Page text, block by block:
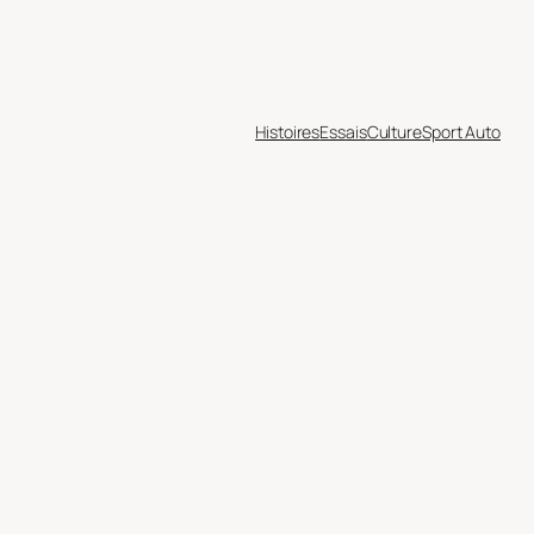
HistoiresEssaisCultureSport Auto